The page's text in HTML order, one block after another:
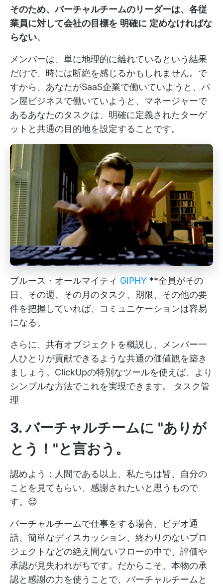
そのため、バーチャルチームのリーダーは、各従
業員に対して会社の目標を 明確に 定めなければな
らない。
メンバーは、単に地理的に離れているという結果
だけで、時には断絶を感じるかもしれません。で
すから、あなたがSaaS企業で働いていようと、パ
ン屋ビジネスで働いていようと、マネージャーで
あるあなたのタスクは、明確に定義されたターゲ
ットと共通の目的地を設定することです。
ブルース・オールマイティ GIPHY **全員がその
日、その週、その月のタスク、期限、その他の要
件を把握していれば、コミュニケーションは容易
になる。
さらに、共有オブジェクトを概説し、メンバー一
人ひとりが貢献できるような共通の価値観を築き
ましょう。ClickUpの特別なツールを使えば、より
シンプルな方法でこれを実現できます。 タスク管
理
3.バーチャルチームに "ありが
とう！"と言おう 。
認めよう：人間である以上、私たちは皆、自分の
ことを見てもらい、感謝されたいと思うもので
す。😌
バーチャルチームで仕事をする場合、ビデオ通
話、簡単なディスカッション、終わりのないプロ
ジェクトなどの絶え間ないフローの中で、評価や
承認が見失われがちです。だからこそ、本物の承
認と感謝の力を使うことで、バーチャルチームと